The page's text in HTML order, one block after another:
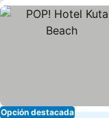
Opción destacada